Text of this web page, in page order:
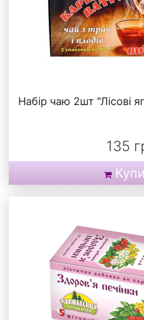
Набір чаю 2шт "Лісові
135